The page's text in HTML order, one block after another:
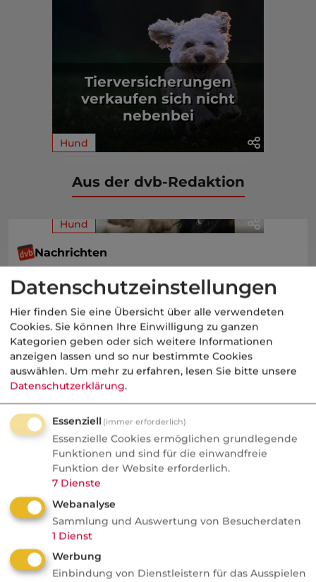
Tierversicherungen
verkaufen sich nicht
nebenbei
Hund
Aus der dvb-Redaktion
Hund
Nachrichten
Handelsblatt kürt die
Tierhaftpflicht-Testsieger
Haftpflichtkasse dominiert Handelsblatt-
Ranking bei Hunde- und
Pferdehaftpflicht. Elf Tarife erreichen
„sehr gut". Prämienspanne bei Toptarifen:
50 bis 87 Euro jährlich.
Komposit
VersicherungsJournal
Die fairsten
Rechtsschutzversicherer
aus Maklersicht
Datenschutzeinstellungen
Hier finden Sie eine Übersicht über alle verwendeten
Cookies. Sie können Ihre Einwilligung zu ganzen
Kategorien geben oder sich weitere Informationen
anzeigen lassen und so nur bestimmte Cookies
auswählen. Um mehr zu erfahren, lesen Sie bitte unsere
Datenschutzerklärung.
Essenziell (immer erforderlich)
Essenzielle Cookies ermöglichen grundlegende
Funktionen und sind für die einwandfreie
Funktion der Website erforderlich.
7 Dienste
Webanalyse
Sammlung und Auswertung von Besucherdaten
1 Dienst
Werbung
Einbindung von Dienstleistern für das Ausspielen